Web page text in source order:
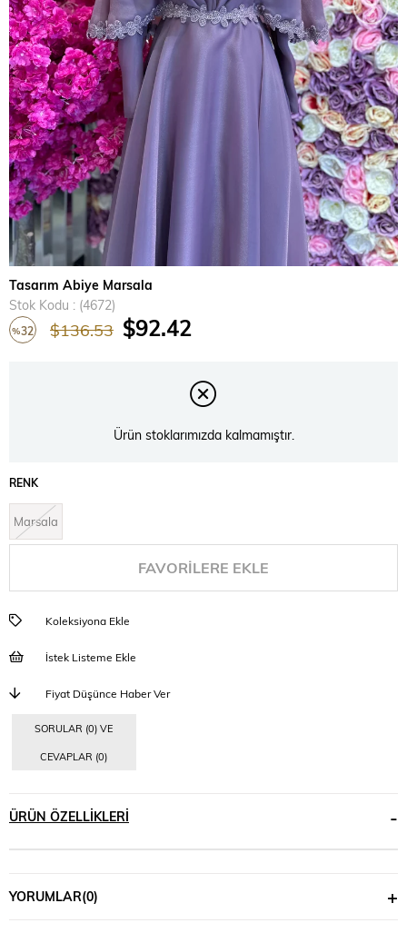
Tasarım Abiye Marsala
Stok Kodu
(4672)
%32 $136.53 $92.42
Ürün stoklarımızda kalmamıştır.
RENK
Marsala
FAVORILERE EKLE
Koleksiyona Ekle
İstek Listeme Ekle
Fiyat Düşünce Haber Ver
SORULAR (0) VE
CEVAPLAR (0)
ÜRÜN ÖZELLIKLERI
YORUMLAR(0)